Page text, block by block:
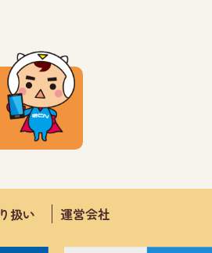
扱い 運営会社